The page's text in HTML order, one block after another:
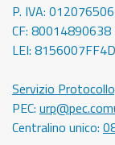
P. IVA:
CF: 80014890638
LEI:
Servizio
PEC:
Centralino unico: